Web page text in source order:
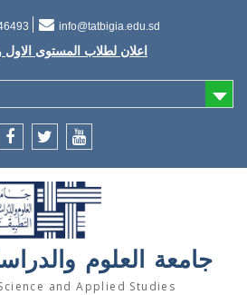
info@tatbigia.edu.sd
إعلان تسديد
جامعة العلوم
and Applied Studies